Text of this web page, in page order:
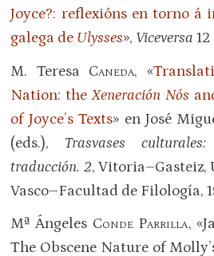
Joyce?: reflexións en torno
galega de Ulysses», Viceversa
M. Teresa Caneda, «
Nation: theXeneración Nós
of Joyce’s Texts» en José
(eds.), Trasvases
traducción. 2, Vitoria–Gasteiz,
Vasco–Facultad de Filología,
Mª Ángeles Conde Parrilla,
The Obscene Nature of